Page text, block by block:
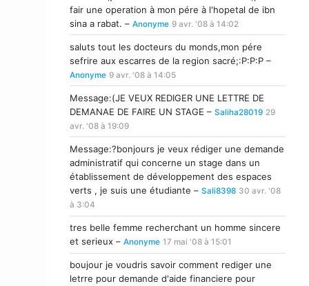
fair une operation à mon pére à l'hopetal de ibn
sina a rabat. – Anonyme 9 avr. '08 à 14:02
saluts tout les docteurs du monds,mon pére
sefrire aux escarres de la region sacré;:P:P:P –
Anonyme 9 avr. '08 à 14:05
Message:(JE VEUX REDIGER UNE LETTRE DE
DEMANAE DE FAIRE UN STAGE – Saliha28019 29
avr. '08 à 19:09
Message:?bonjours je veux rédiger une demande
administratif qui concerne un stage dans un
établissement de développement des espaces
verts , je suis une étudiante – Sali8398 30 avr. '08
à 3:04
tres belle femme recherchant un homme sincere
et serieux – Anonyme 17 mai '08 à 15:01
boujour je voudris savoir comment rediger une
letrre pour demande d'aide financiere pour